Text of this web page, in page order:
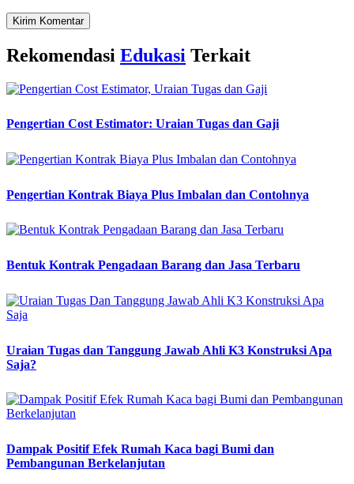
Kirim Komentar
Rekomendasi Edukasi Terkait
Pengertian Cost Estimator: Uraian Tugas dan Gaji
Pengertian Kontrak Biaya Plus Imbalan dan Contohnya
Bentuk Kontrak Pengadaan Barang dan Jasa Terbaru
Uraian Tugas dan Tanggung Jawab Ahli K3 Konstruksi Apa
Saja?
Dampak Positif Efek Rumah Kaca bagi Bumi dan
Pembangunan Berkelanjutan